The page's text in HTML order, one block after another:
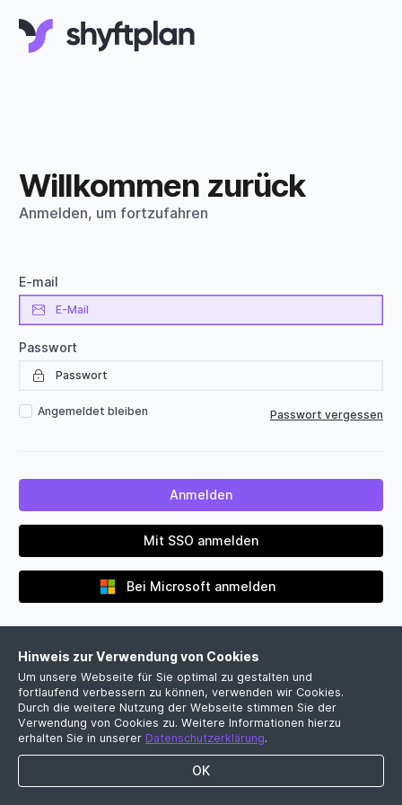
Willkommen zurück
Anmelden, um fortzufahren
E-mail
Passwort
Angemeldet bleiben Passwort vergessen
Mit SSO anmelden
Bei Microsoft anmelden
Noch kein Firmenkonto?
Jetzt kostenlose Demo vereinbaren
Hinweis zur Verwendung von Cookies
Um unsere Webseite für Sie optimal zu gestalten und
fortlaufend verbessern zu können, verwenden wir Cookies.
Durch die weitere Nutzung der Webseite stimmen Sie der
Verwendung von Cookies zu. Weitere Informationen hierzu
erhalten Sie in unserer Datenschutzerklärung.
OK